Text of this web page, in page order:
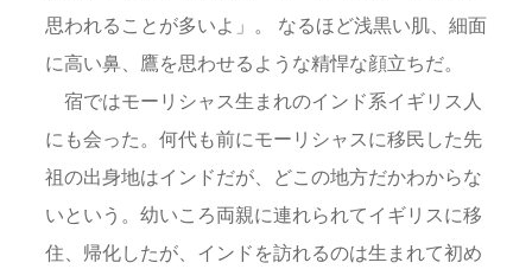
思われることが多いよ」。 なるほど浅黒い肌、細面
に高い鼻、鷹を思わせるような精悍な顔立ちだ。
宿ではモーリシャス生まれのインド系イギリス人
にも会った。何代も前にモーリシャスに移民した先
祖の出身地はインドだが、どこの地方だかわからな
いという。幼いころ両親に連れられてイギリスに移
住、帰化したが、インドを訪れるのは生まれて初め